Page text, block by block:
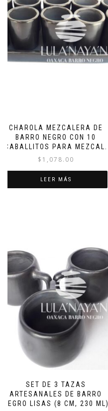
CHAROLA MEZCALERA DE
BARRO NEGRO CON 10
CABALLITOS PARA MEZCAL.
$ 1,078.00
LEER MÁS
SET DE 3 TAZAS
ARTESANALES DE BARRO
NEGRO LISAS (8 CM, 230 ML)